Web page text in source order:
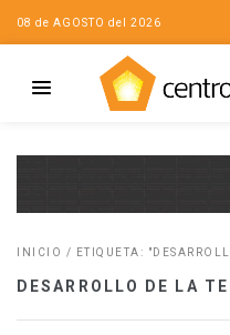
08 de AGOSTO del 2026
INICIO / ETIQUETA:
DESARROLLO DE LA